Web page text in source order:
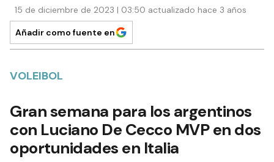
15 de diciembre de 2023 | 03:50 actualizado hace 3 años
Añadir como fuente en
VOLEIBOL
Gran semana para los argentinos
con Luciano De Cecco MVP en dos
oportunidades en Italia